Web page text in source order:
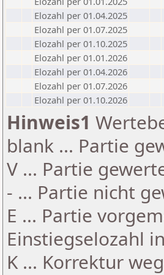
Elozahl per 01.04.2025
Elozahl per 01.07.2025
Elozahl per 01.10.2025
Elozahl per 01.01.2026
Elozahl per 01.04.2026
Elozahl per 01.07.2026
Elozahl per 01.10.2026
Hinweis1
blank ... Partie
V ... Partie
- ... Partie nicht
E ... Partie
Einstiegselozahl
K ... Korrektur